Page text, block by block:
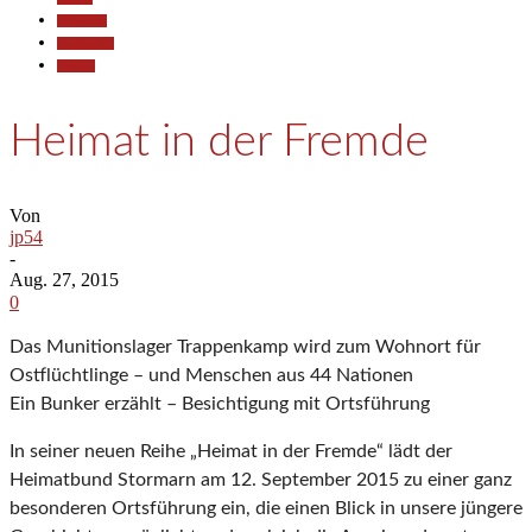
Heimat in der Fremde
Von
jp54
-
Aug. 27, 2015
0
Das Munitionslager Trappenkamp wird zum Wohnort für
Ostflüchtlinge – und Menschen aus 44 Nationen
Ein Bunker erzählt – Besichtigung mit Ortsführung
In seiner neuen Reihe „Heimat in der Fremde“ lädt der
Heimatbund Stormarn am 12. September 2015 zu einer ganz
besonderen Ortsführung ein, die einen Blick in unsere jüngere